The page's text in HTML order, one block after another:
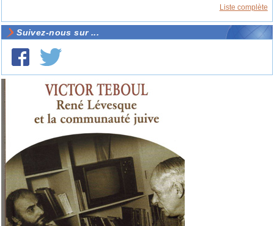
Liste complète
Suivez-nous sur ...